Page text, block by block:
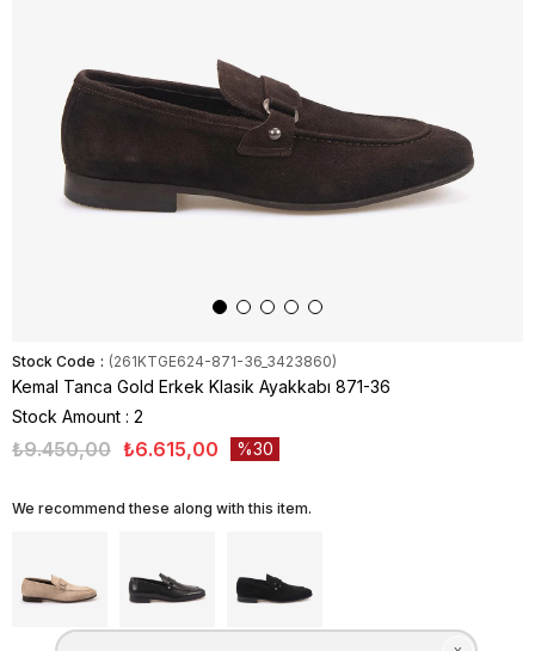
Stock Code (261KTGE624-871-36_3423860)
Kemal Tanca Gold Erkek Klasik Ayakkabı 871-36
Stock Amount : 2
₺9.450,00 ₺6.615,00 30
We recommend these along with this item.